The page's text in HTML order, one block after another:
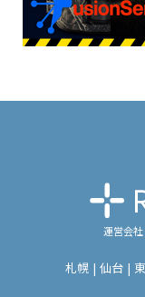
運営会社
札幌 仙台